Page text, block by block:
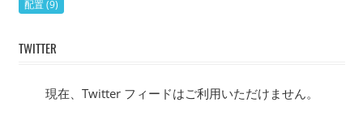
配置(9)
TWITTER
現在、Twitter フィードはご利用いただけません。